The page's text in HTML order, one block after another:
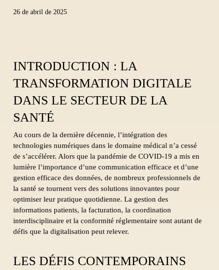
26 de abril de 2025
INTRODUCTION : LA
TRANSFORMATION DIGITALE
DANS LE SECTEUR DE LA
SANTÉ
Au cours de la dernière décennie, l’intégration des
technologies numériques dans le domaine médical n’a cessé
de s’accélérer. Alors que la pandémie de COVID-19 a mis en
lumière l’importance d’une communication efficace et d’une
gestion efficace des données, de nombreux professionnels de
la santé se tournent vers des solutions innovantes pour
optimiser leur pratique quotidienne. La gestion des
informations patients, la facturation, la coordination
interdisciplinaire et la conformité réglementaire sont autant de
défis que la digitalisation peut relever.
LES DÉFIS CONTEMPORAINS